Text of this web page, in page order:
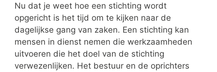
Nu dat je weet hoe een stichting wordt
opgericht is het tijd om te kijken naar de
dagelijkse gang van zaken. Een stichting kan
mensen in dienst nemen die werkzaamheden
uitvoeren die het doel van de stichting
verwezenlijken. Het bestuur en de oprichters